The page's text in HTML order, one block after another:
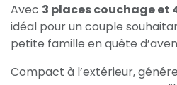
Avec 3 places couchage et
idéal pour un couple
petite famille en quête
Compact à l’extérieur,